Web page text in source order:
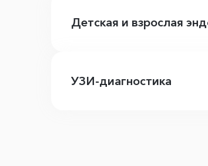
Детская и взрослая
УЗИ-диагностика